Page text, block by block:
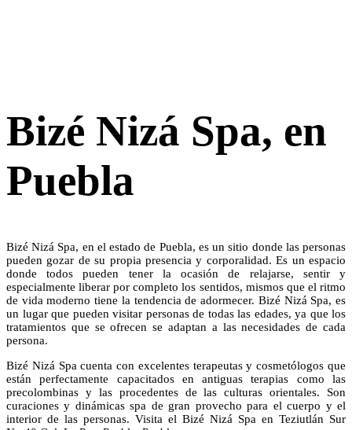
Bizé Nizá Spa, en
Puebla
Bizé Nizá Spa, en el estado de Puebla, es un sitio donde las personas
pueden gozar de su propia presencia y corporalidad. Es un espacio
donde todos pueden tener la ocasión de relajarse, sentir y
especialmente liberar por completo los sentidos, mismos que el ritmo
de vida moderno tiene la tendencia de adormecer. Bizé Nizá Spa, es
un lugar que pueden visitar personas de todas las edades, ya que los
tratamientos que se ofrecen se adaptan a las necesidades de cada
persona.
Bizé Nizá Spa cuenta con excelentes terapeutas y cosmetólogos que
están perfectamente capacitados en antiguas terapias como las
precolombinas y las procedentes de las culturas orientales. Son
curaciones y dinámicas spa de gran provecho para el cuerpo y el
interior de las personas. Visita el Bizé Nizá Spa en Teziutlán Sur